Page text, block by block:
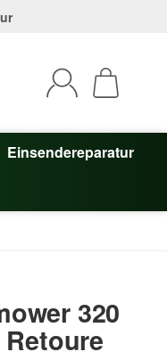
Einsendereparatur
320
Retoure